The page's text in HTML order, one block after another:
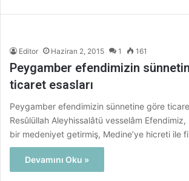
Editor Haziran 2, 2015 1 161
Peygamber efendimizin
ticaret esasları
Peygamber efendimizin sünnetine göre
Resûlüllah Aleyhissalâtü vesselâm Efendimiz,
bir medeniyet getirmiş, Medine’ye hicreti ile
Devamını Oku »